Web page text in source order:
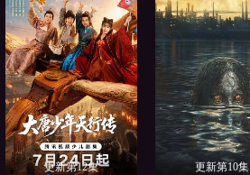
更新第12集 更新第10集